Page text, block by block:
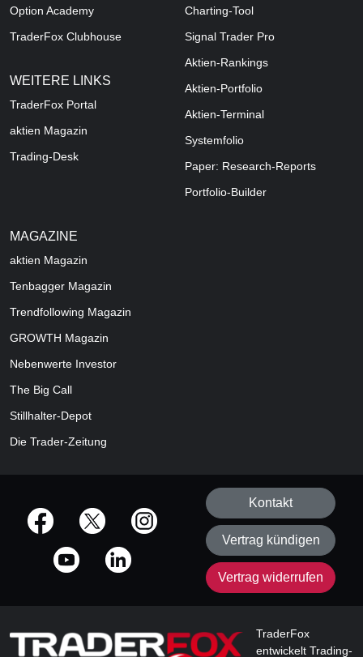
Option Academy
TraderFox Clubhouse
WEITERE LINKS
TraderFox Portal
aktien Magazin
Trading-Desk
Charting-Tool
Signal Trader Pro
Aktien-Rankings
Aktien-Portfolio
Aktien-Terminal
Systemfolio
Paper: Research-Reports
Portfolio-Builder
MAGAZINE
aktien Magazin
Tenbagger Magazin
Trendfollowing Magazin
GROWTH Magazin
Nebenwerte Investor
The Big Call
Stillhalter-Depot
Die Trader-Zeitung
offizielle Social Media-Accounts
Kontakt
Vertrag kündigen
Vertrag widerrufen
TraderFox
entwickelt Trading-